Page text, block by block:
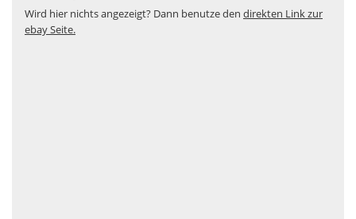
Wird hier nichts angezeigt? Dann benutze den direkten Link zur
ebay Seite.